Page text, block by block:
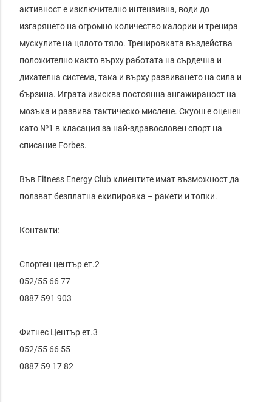
активност е изключително интензивна, води до
изгарянето на огромно количество калории и тренира
мускулите на цялото тяло. Тренировката въздейства
положително както върху работата на сърдечна и
дихателна система, така и върху развиването на сила и
бързина. Играта изисква постоянна ангажираност на
мозъка и развива тактическо мислене. Скуош е оценен
като №1 в класация за най-здравословен спорт на
списание Forbes.
Във Fitness Energy Club клиентите имат възможност да
ползват безплатна екипировка – ракети и топки.
Контакти:
Спортен център ет.2
052/55 66 77
0887 591 903
Фитнес Център ет.3
052/55 66 55
0887 59 17 82